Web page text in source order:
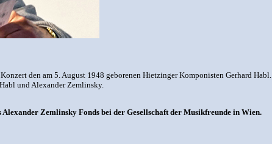
den am 5. August 1948 geborenen Hietzinger Komponisten Gerhard Habl.
und Alexander Zemlinsky.
Zemlinsky Fonds bei der Gesellschaft der Musikfreunde in Wien.